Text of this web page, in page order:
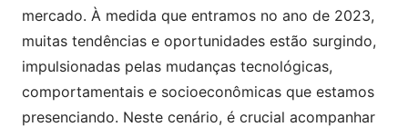
mercado. À medida que entramos no ano de 2023,
muitas tendências e oportunidades estão surgindo,
impulsionadas pelas mudanças tecnológicas,
comportamentais e socioeconômicas que estamos
presenciando. Neste cenário, é crucial acompanhar